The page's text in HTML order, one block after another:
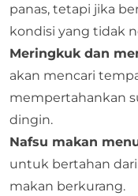
panas, tetapi jika
kondisi yang tidak
Meringkuk dan
akan mencari
mempertahankan
dingin.
Nafsu makan
untuk bertahan
makan berkurang.